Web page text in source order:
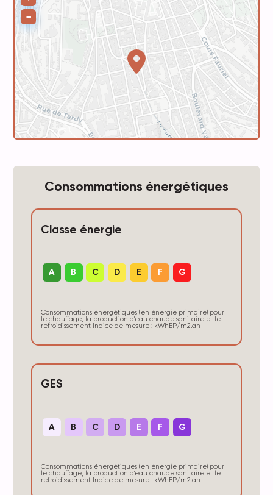
−
Consommations énergétiques
Classe énergie
A B C D E F G
Consommations énergétiques (en énergie primaire) pour
le chauffage, la production d'eau chaude sanitaire et le
refroidissement Indice de mesure : kWhEP/m2.an
GES
A B C D E F G
Consommations énergétiques (en énergie primaire) pour
le chauffage, la production d'eau chaude sanitaire et le
refroidissement Indice de mesure : kWhEP/m2.an